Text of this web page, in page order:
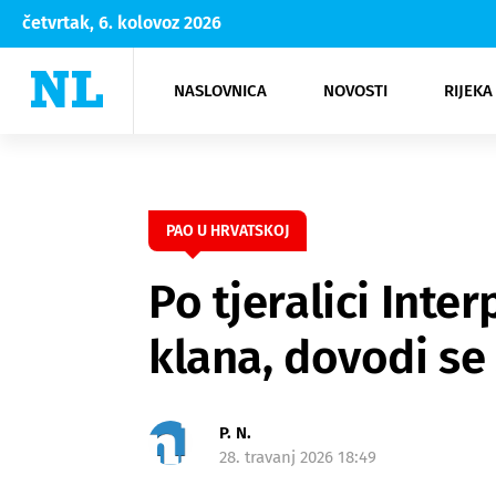
četvrtak, 6. kolovoz 2026
NASLOVNICA NOVOSTI
Rijeka Opatija
NK
Moda
Kultura
PAO U HRVATSKOJ
Po tjeralici
klana, dovodi
P. N.
28. travanj 2026 18:49